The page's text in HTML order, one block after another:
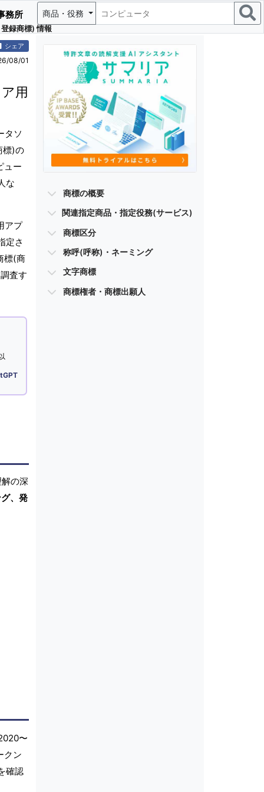
録商標) 情報
務所 商品・役務
シェア
08/01
用
タソ
標)の
ュー
な
アプ
定さ
標(商
査す
の深
、発
〜
クン
確認
商標の概要
関連指定商品・指定役務(サービス)
商標区分
称呼(呼称)・ネーミング
文字商標
商標権者・商標出願人